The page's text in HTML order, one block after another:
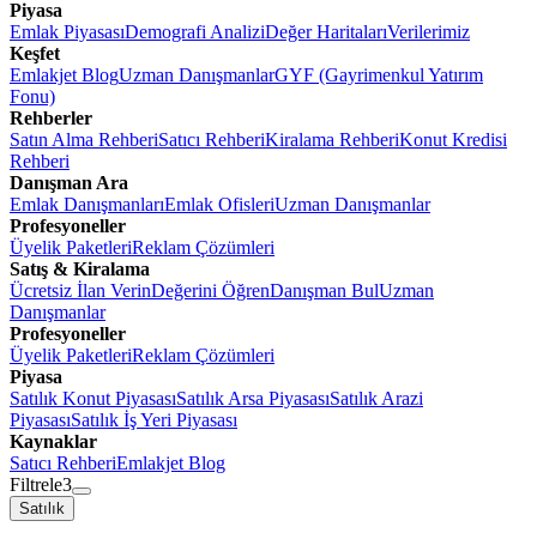
Piyasa
Emlak PiyasasıDemografi AnaliziDeğer HaritalarıVerilerimiz
Keşfet
Emlakjet BlogUzman DanışmanlarGYF (Gayrimenkul Yatırım
Fonu)
Rehberler
Satın Alma RehberiSatıcı RehberiKiralama RehberiKonut Kredisi
Rehberi
Danışman Ara
Emlak DanışmanlarıEmlak OfisleriUzman Danışmanlar
Profesyoneller
Üyelik PaketleriReklam Çözümleri
Satış & Kiralama
Ücretsiz İlan VerinDeğerini ÖğrenDanışman BulUzman
Danışmanlar
Profesyoneller
Üyelik PaketleriReklam Çözümleri
Piyasa
Satılık Konut PiyasasıSatılık Arsa PiyasasıSatılık Arazi
PiyasasıSatılık İş Yeri Piyasası
Kaynaklar
Satıcı RehberiEmlakjet Blog
Filtrele3
Satılık